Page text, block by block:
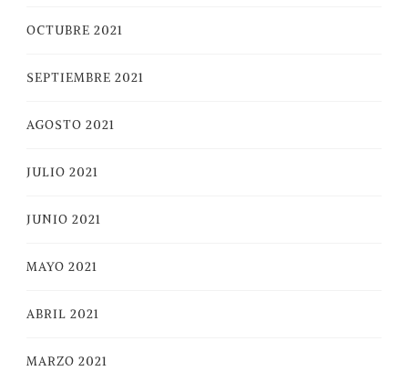
OCTUBRE 2021
SEPTIEMBRE 2021
AGOSTO 2021
JULIO 2021
JUNIO 2021
MAYO 2021
ABRIL 2021
MARZO 2021